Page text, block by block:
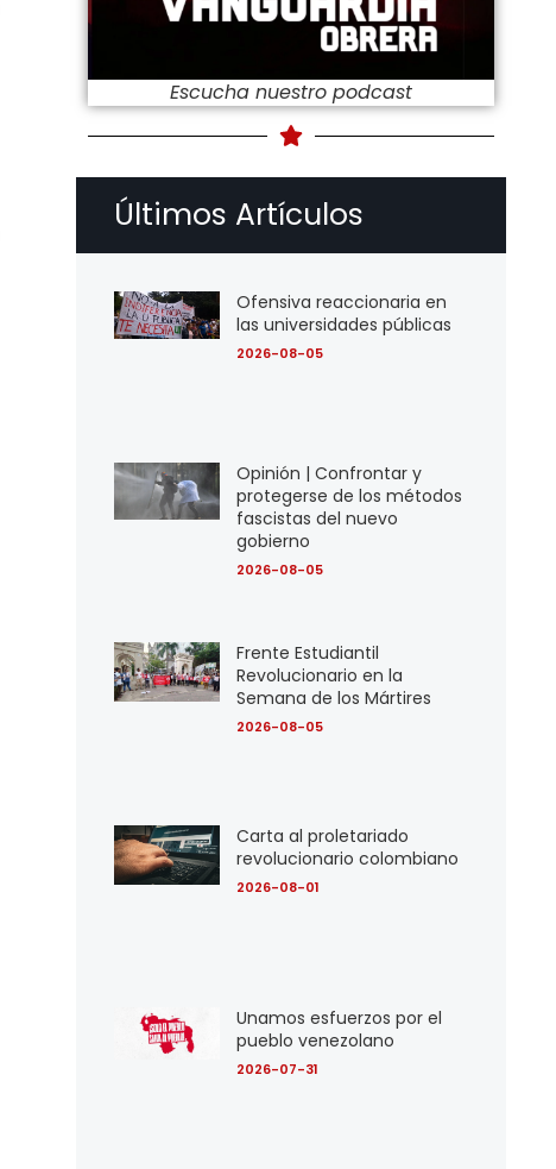
Escucha nuestro podcast
Últimos Artículos
Ofensiva reaccionaria en
las universidades públicas
2026-08-05
Opinión | Confrontar y
protegerse de los métodos
fascistas del nuevo
gobierno
2026-08-05
Frente Estudiantil
Revolucionario en la
Semana de los Mártires
2026-08-05
Carta al proletariado
revolucionario colombiano
2026-08-01
Unamos esfuerzos por el
pueblo venezolano
2026-07-31